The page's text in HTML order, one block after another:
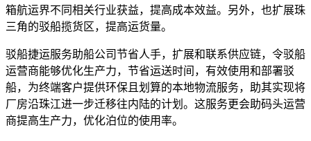
箱航运界不同相关行业获益，提高成本效益。另外，也扩展珠
三角的驳船揽货区，提高运货量。
驳船捷运服务助船公司节省人手，扩展和联系供应链，令驳船
运营商能够优化生产力，节省运送时间，有效使用和部署驳
船，为终端客户提供环保且划算的本地物流服务，助其实现将
厂房沿珠江进一步迁移往内陆的计划。这服务更会助码头运营
商提高生产力，优化泊位的使用率。